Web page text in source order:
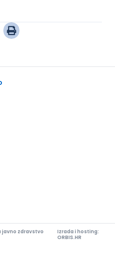
javno zdravstvo
Izrada i hosting:
ORBIS.HR